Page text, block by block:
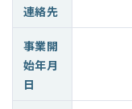
連絡先
事業開
始年月
日